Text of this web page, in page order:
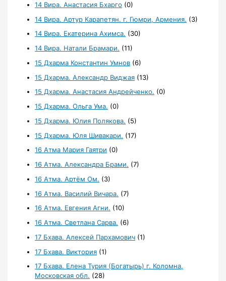
14 Вира. Анастасия Бхарго (0)
14 Вира. Артур Карапетян. г. Гюмри, Армения. (3)
14 Вира. Екатерина Ахимса. (30)
14 Вира. Натали Брамари. (11)
15 Дхарма Константин Умнов (6)
15 Дхарма. Александр Виджая (13)
15 Дхарма. Анастасия Андрейченко. (0)
15 Дхарма. Ольга Ума. (0)
15 Дхарма. Юлия Полякова. (5)
15 Дхарма. Юля Шивакари. (17)
16 Атма Мария Гаятри (0)
16 Атма. Александра Брами. (7)
16 Атма. Артём Ом. (3)
16 Атма. Василий Вичара. (7)
16 Атма. Евгения Агни. (10)
16 Атма. Светлана Сарва. (6)
17 Бхава. Алексей Пархамович (1)
17 Бхава. Виктория (1)
17 Бхава. Елена Турия (Богатырь) г. Коломна,
Московская обл. (28)